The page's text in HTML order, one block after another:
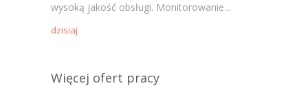
wysoką jakość obsługi. Monitorowanie...
dzisiaj
Więcej ofert pracy